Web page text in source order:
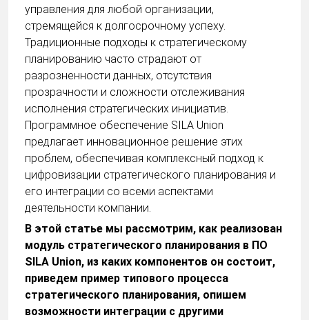
управления для любой организации,
стремящейся к долгосрочному успеху.
Традиционные подходы к стратегическому
планированию часто страдают от
разрозненности данных, отсутствия
прозрачности и сложности отслеживания
исполнения стратегических инициатив.
Программное обеспечение SILA Union
предлагает инновационное решение этих
проблем, обеспечивая комплексный подход к
цифровизации стратегического планирования и
его интеграции со всеми аспектами
деятельности компании.
В этой статье мы рассмотрим, как реализован
модуль стратегического планирования в ПО
SILA Union, из каких компонентов он состоит,
приведем пример типового процесса
стратегического планирования, опишем
возможности интеграции с другими